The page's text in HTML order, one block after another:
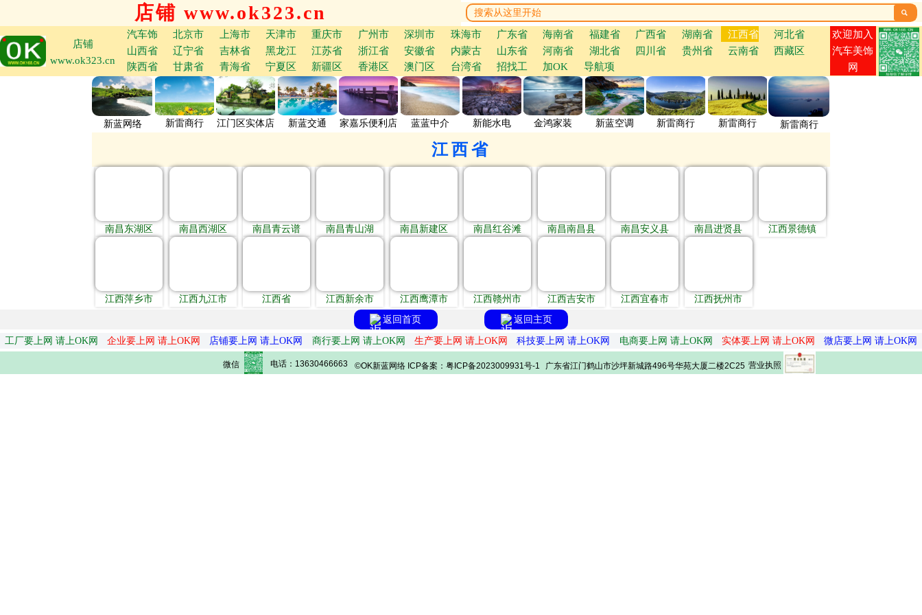
店铺 www.ok323.cn 
店铺
www.ok323.cn
汽车饰 北京市 上海市 天津市 重庆市 广州市 深圳市 珠海市 广东省 海南省 福建省 广西省 湖南省 江西省
河北省
山西省
辽宁省 吉林省 黑龙江 江苏省 浙江省 安徽省 内蒙古 山东省 河南省 湖北省 四川省 贵州省 云南省
西藏区
陕西省
甘肃省 青海省 宁夏区 新疆区 香港区 澳门区 台湾省 招找工 加OK 导航项
欢迎加入
汽车美饰
网
新蓝网络 新雷商行 江门区实体店 新蓝交通 家嘉乐便利店 蓝蓝中介 新能水电 金鸿家装 新蓝空调 新雷商行 新雷商行 新雷商行
江西省
南昌东湖区 南昌西湖区 南昌青云谱 南昌青山湖 南昌新建区 南昌红谷滩 南昌南昌县 南昌安义县 南昌进贤县 江西景德镇
江西萍乡市 江西九江市 江西省 江西新余市 江西鹰潭市 江西赣州市 江西吉安市 江西宜春市
江西抚州市
返回首页
返回主页
工厂要上网 请上OK网
企业要上网 请上OK网 店铺要上网 请上OK网 商行要上网 请上OK网 生产要上网 请上OK网 科技要上网 请上OK网 电商要上网 请上OK网 实体要上网 请上OK网 微店要上网 请上OK网
微信 电话：13630466663 ©OK新蓝网络 ICP备案：粤ICP备2023009931号-1 广东省江门鹤山市沙坪新城路496号华苑大厦二楼2C25 营业执照